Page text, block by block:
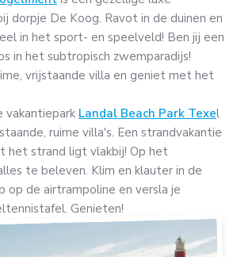
dorpje De Koog. Ravot in de duinen en
in het sport- en speelveld! Ben jij een
in het subtropisch zwemparadijs!
vrijstaande villa en geniet met het
vakantiepark Landal Beach Park Texel
ruime villa's. Een strandvakantie
het strand ligt vlakbij! Op het
te beleven. Klim en klauter in de
op de airtrampoline en versla je
Genieten!